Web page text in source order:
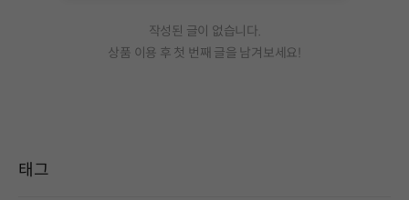
작성된 글이 없습니다.
상품 이용 후 첫 번째 글을 남겨보세요!
태그